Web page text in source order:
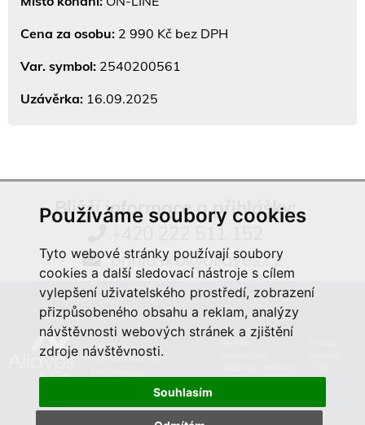
Používáme soubory cookies
Tyto webové stránky používají soubory
cookies a další sledovací nástroje s cílem
vylepšení uživatelského prostředí, zobrazení
přizpůsobeného obsahu a reklam, analýzy
návštěvnosti webových stránek a zjištění
zdroje návštěvnosti.
Souhlasím
Cena za osobu: 2 990 Kč bez DPH
Var. symbol: 2540200561
Uzávěrka: 16.09.2025
Bližší informace a přihlášky:
+420 222 511 152
prihlaska@aliaves.cz
Aliaves & Co.,
Vyšehradská 320/49